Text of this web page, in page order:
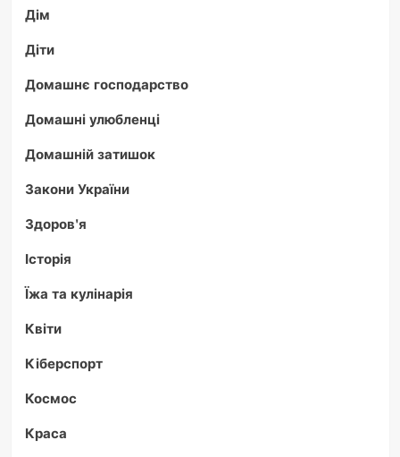
Дім
Діти
Домашнє господарство
Домашні улюбленці
Домашній затишок
Закони України
Здоров'я
Історія
Їжа та кулінарія
Квіти
Кіберспорт
Космос
Краса